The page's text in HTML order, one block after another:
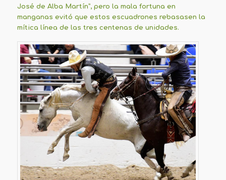
José de Alba Martín”, pero la mala fortuna en
manganas evitó que estos escuadrones rebasasen la
mítica línea de las tres centenas de unidades.